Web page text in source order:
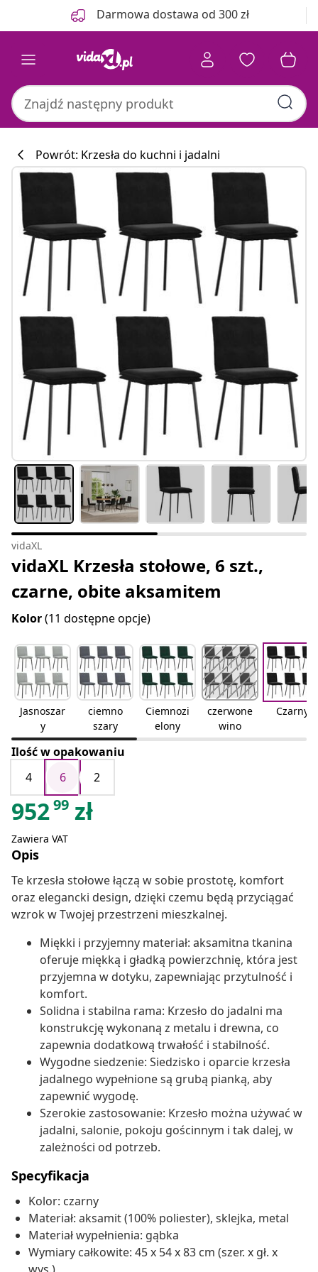
Darmowa dostawa od 300 zł
Powrót: Krzesła do kuchni i jadalni
vidaXL
vidaXL Krzesła stołowe, 6 szt.,
czarne, obite aksamitem
Kolor(11 dostępne opcje)
Jasnoszar
y
ciemno
szary
Ciemnozi
elony
czerwone
wino
Czarny
Ilość w opakowaniu
4
6 2
95299 zł
Zawiera VAT
Opis
Te krzesła stołowe łączą w sobie prostotę, komfort
oraz elegancki design, dzięki czemu będą przyciągać
wzrok w Twojej przestrzeni mieszkalnej.
Miękki i przyjemny materiał: aksamitna tkanina
oferuje miękką i gładką powierzchnię, która jest
przyjemna w dotyku, zapewniając przytulność i
komfort.
Solidna i stabilna rama: Krzesło do jadalni ma
konstrukcję wykonaną z metalu i drewna, co
zapewnia dodatkową trwałość i stabilność.
Wygodne siedzenie: Siedzisko i oparcie krzesła
jadalnego wypełnione są grubą pianką, aby
zapewnić wygodę.
Szerokie zastosowanie: Krzesło można używać w
jadalni, salonie, pokoju gościnnym i tak dalej, w
zależności od potrzeb.
Specyfikacja
Kolor: czarny
Materiał: aksamit (100% poliester), sklejka, metal
Materiał wypełnienia: gąbka
Wymiary całkowite: 45 x 54 x 83 cm (szer. x gł. x